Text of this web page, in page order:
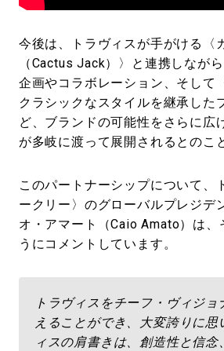
今後は、トラヴィスが手がける〈
（Cactus Jack）〉と連携しなが
企画やコラボレーション、そして
クラシックなスタイルを継承した
ど、ブランドの可能性をさらに広
が多岐に渡って展開されるとのこ
このパートナーシップについて、
ークリー〉のグローバルプレジデ
オ・アマート（Caio Amato）は、
うにコメントしています。
トラヴィスをチーフ・ヴィジ
えることができ、大変誇りに思
ィスの肩書きは、創造性と信念